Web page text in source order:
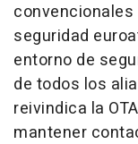
seguridad
entorno de
de todos los
reivindica la
mantener